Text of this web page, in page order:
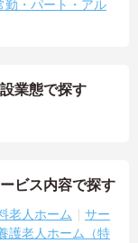
勤・パート・アル
業態で探す
ビス内容で探す
老人ホーム
サー
護老人ホーム（特